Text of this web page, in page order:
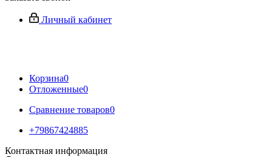
Личный кабинет
Корзина0
Отложенные0
Сравнение товаров0
+79867424885
Контактная информация